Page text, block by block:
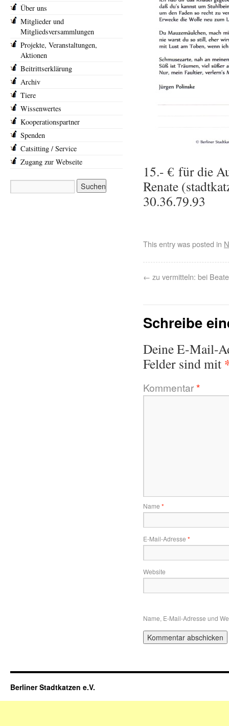
15.- € für die
Renate
30.36.79.93
This entry was posted in
← zu vermitteln: bei
Schreibe
Deine E-Mail-
Felder sind mit
Kommentar*
Name *
E-Mail-Adresse *
Website
Name, E-Mail-Adresse und
Über uns
Mitglieder und
Mitgliedsversammlungen
Projekte, Veranstaltungen,
Aktionen
Beitrittserklärung
Archiv
Tiere
Wissenwertes
Kooperationspartner
Spenden
Catsitting / Service
Zugang zur Webseite
Berliner Stadtkatzen e.V.